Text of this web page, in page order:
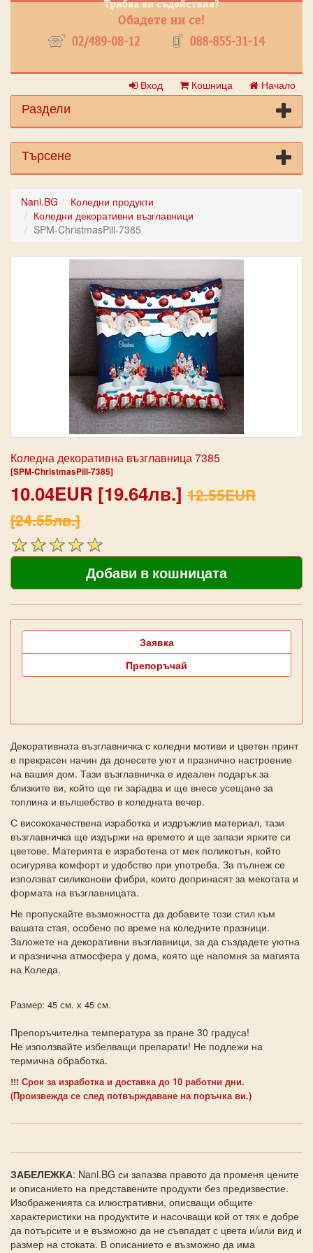
Вход Кошница Начало
Раздели
Търсене
Nani.BG
Коледни продукти
Коледни декоративни възглавници
SPM-ChristmasPill-7385
Коледна декоративна възглавница 7385
[SPM-ChristmasPill-7385]
10.04EUR [19.64лв.] 12.55EUR
[24.55лв.]
Заявка
Препоръчай
Декоративната възглавничка с коледни мотиви и цветен принт
е прекрасен начин да донесете уют и празнично настроение
на вашия дом. Тази възглавничка е идеален подарък за
близките ви, който ще ги зарадва и ще внесе усещане за
топлина и вълшебство в коледната вечер.
С висококачествена изработка и издръжлив материал, тази
възглавничка ще издържи на времето и ще запази ярките си
цветове. Материята е изработена от мек поликотън, който
осигурява комфорт и удобство при употреба. За пълнеж се
използват силиконови фибри, които допринасят за мекотата и
формата на възглавницата.
Не пропускайте възможността да добавите този стил към
вашата стая, особено по време на коледните празници.
Заложете на декоративни възглавници, за да създадете уютна
и празнична атмосфера у дома, която ще напомня за магията
на Коледа.
Размер: 45 см. х 45 см.
Препоръчителна температура за пране 30 градуса!
Не използвайте избелващи препарати! Не подлежи на
термична обработка.
!!! Срок за изработка и доставка до 10 работни дни.
(Произвежда се след потвърждаване на поръчка ви.)
ЗАБЕЛЕЖКА: Nani.BG си запазва правото да променя цените
и описанието на представените продукти без предизвестие.
Изображенията са илюстративни, описващи общите
характеристики на продуктите и насочващи кой от тях е добре
да потърсите и е възможно да не съвпадат с цвета и/или вид и
размер на стоката. В описанието е възможно да има